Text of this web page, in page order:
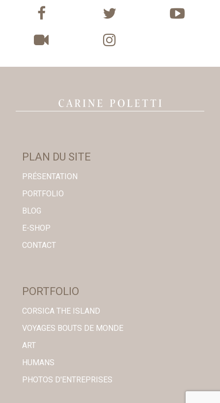
PLAN DU SITE
PRÉSENTATION
PORTFOLIO
BLOG
E-SHOP
CONTACT
PORTFOLIO
CORSICA THE ISLAND
VOYAGES BOUTS DE MONDE
ART
HUMANS
PHOTOS D'ENTREPRISES